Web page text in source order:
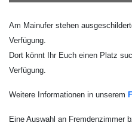
Am Mainufer stehen
Verfügung.
Dort könnt Ihr Euch einen Platz
Verfügung.
Weitere Informationen in unserem
Eine Auswahl an Fremdenzimmer